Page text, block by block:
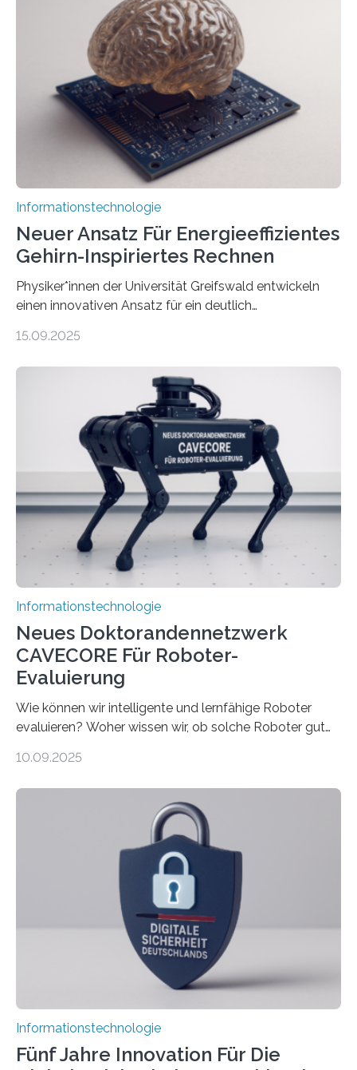
Lösung zur Erzeugung von Emotionen für realistische
Avatare. Gen-AIvatar entwickelt innovative und
kosteneffiziente Methoden, um lebensechte Avatare zu
erstellen. „Besonders wichtig ist uns eine ganzheitliche
Animation, bei der Stimme, Körperbewegung, Gestik
und Mimik im Einklang sind…
Informationstechnologie
Neuer Ansatz Für Energieeffizientes
Gehirn-Inspiriertes Rechnen
Physiker*innen der Universität Greifswald entwickeln
einen innovativen Ansatz für ein deutlich
Lösungsweg ist inspiriert vom menschlichen Gehirn. Die
stellt die heutige Computertechnik vor
Herausforderungen. Herkömmliche Silizium-
Prozessoren stoßen an ihre Grenzen: Sie verbrauchen
viel Energie, die Speicher- und Verarbeitungseinheiten
sind voneinander getrennt und die Datenübertragung
bremst komplexe Anwendungen aus. Da KI-Modelle
immer größer werden und riesige Datenmengen
verarbeiten müssen, steigt der Bedarf an neuen
Rechenarchitekturen. Neben Quantencomputern
rücken dabei insbesondere…
15.09.2025
Informationstechnologie
Neues Doktorandennetzwerk
CAVECORE Für Roboter-
Evaluierung
Wie können wir intelligente und lernfähige Roboter
evaluieren? Woher wissen wir, ob solche Roboter gut
sich CAVECORE – ein neues Marie Skłodowska-Curie
koordiniert wird. Ab dem 1. September werden sich
über einen Zeitraum von vier Jahren insgesamt 15
Promovierende im Rahmen von CAVECORE mit
kognitiven Robotern beschäftigen – also mit Robotern,
die mittels Sensoren ihre Umgebung erfassen,
Informationen verarbeiten und häufig auch mit…
10.09.2025
Informationstechnologie
Fünf Jahre Innovation Für Die